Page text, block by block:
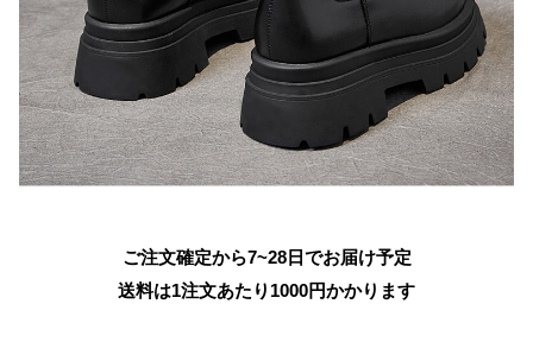
ご注文確定から7~28日でお届け予定
送料は1注文あたり 1000円かかります